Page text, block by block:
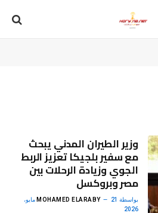
وزير الطيران المدني يبحث
مع سفير بلجيكا تعزيز الربط
الجوي وزيادة الرحلات بين
مصر وبروكسل
بواسطة MOHAMED ELARABY 21 مايو،
2026